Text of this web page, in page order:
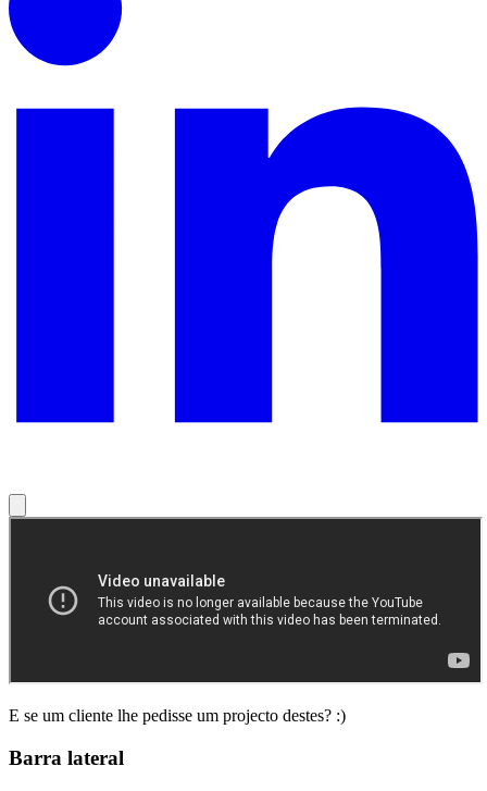
E se um cliente lhe pedisse um projecto destes? :)
Barra lateral